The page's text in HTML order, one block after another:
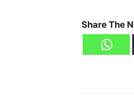
Share The